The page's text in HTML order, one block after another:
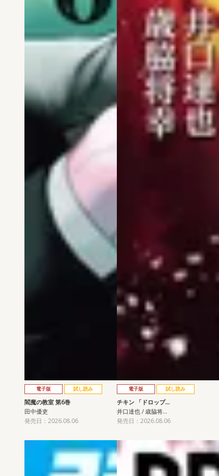
電子版 試し読み
閻魔の教室 第6巻
田中優吏
発売日：2026.08.06
電子版 試し読み
チキン 「ドロップ…
井口達也 / 歳脇将…
発売日：2026.08.06